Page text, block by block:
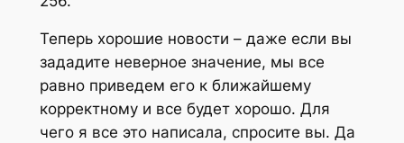
Теперь хорошие новости – даже если вы
зададите неверное значение, мы все
равно приведем его к ближайшему
корректному и все будет хорошо. Для
чего я все это написала, спросите вы. Да